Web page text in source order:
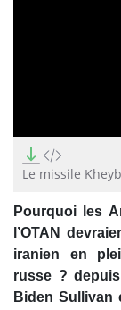
seconds
ofLe missile
Pourquoi les
l’OTAN
iranien en
russe ?
Biden Sullivan